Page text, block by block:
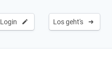
Los geht's
Login